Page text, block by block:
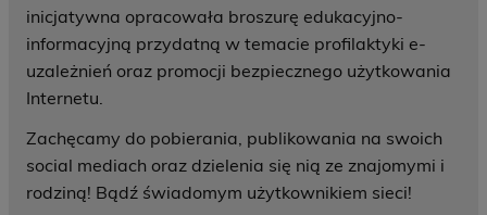
inicjatywna opracowała broszurę edukacyjno-
informacyjną przydatną w temacie profilaktyki e-
uzależnień oraz promocji bezpiecznego użytkowania
Internetu.
Zachęcamy do pobierania, publikowania na swoich
social mediach oraz dzielenia się nią ze znajomymi i
rodziną! Bądź świadomym użytkownikiem sieci!